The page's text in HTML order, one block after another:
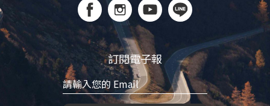
訂閱電子報